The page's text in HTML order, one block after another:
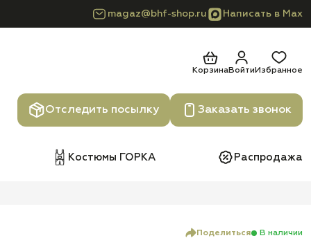
magaz@bhf-shop.ru Написать в Max
КорзинаВойти Избранное
Отследить посылку Заказать звонок
Костюмы ГОРКА Распродажа
Поделиться В наличии